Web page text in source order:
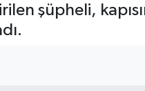
şüpheli,